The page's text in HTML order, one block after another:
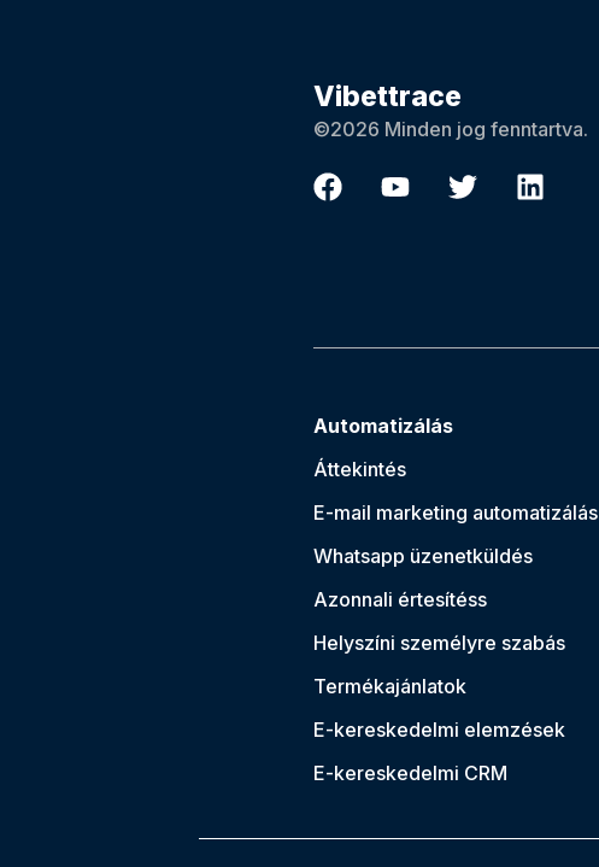
Vibettrace
©2026 Minden jog fenntartva.
Automatizálás
Áttekintés
E-mail marketing automatizálás
Whatsapp üzenetküldés
Azonnali értesítéss
Helyszíni személyre szabás
Termékajánlatok
E-kereskedelmi elemzések
E-kereskedelmi CRM